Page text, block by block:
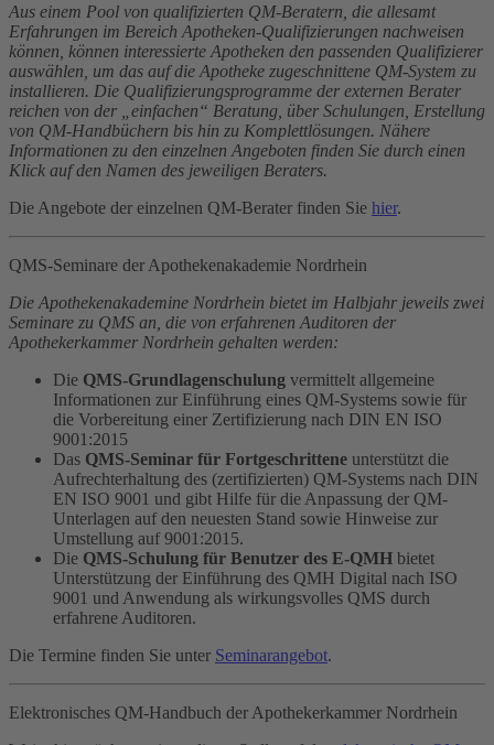
Aus einem Pool von qualifizierten QM-Beratern, die allesamt
Erfahrungen im Bereich Apotheken-Qualifizierungen nachweisen
können, können interessierte Apotheken den passenden Qualifizierer
auswählen, um das auf die Apotheke zugeschnittene QM-System zu
installieren. Die Qualifizierungsprogramme der externen Berater
reichen von der „einfachen“ Beratung, über Schulungen, Erstellung
von QM-Handbüchern bis hin zu Komplettlösungen. Nähere
Informationen zu den einzelnen Angeboten finden Sie durch einen
Klick auf den Namen des jeweiligen Beraters.
Die Angebote der einzelnen QM-Berater finden Sie hier.
QMS-Seminare der Apothekenakademie Nordrhein
Die Apothekenakademine Nordrhein bietet im Halbjahr jeweils zwei
Seminare zu QMS an, die von erfahrenen Auditoren der
Apothekerkammer Nordrhein gehalten werden:
Die QMS-Grundlagenschulung vermittelt allgemeine
Informationen zur Einführung eines QM-Systems sowie für
die Vorbereitung einer Zertifizierung nach DIN EN ISO
9001:2015
Das QMS-Seminar für Fortgeschrittene unterstützt die
Aufrechterhaltung des (zertifizierten) QM-Systems nach DIN
EN ISO 9001 und gibt Hilfe für die Anpassung der QM-
Unterlagen auf den neuesten Stand sowie Hinweise zur
Umstellung auf 9001:2015.
Die QMS-Schulung für Benutzer des E-QMH bietet
Unterstützung der Einführung des QMH Digital nach ISO
9001 und Anwendung als wirkungsvolles QMS durch
erfahrene Auditoren.
Die Termine finden Sie unter Seminarangebot.
Elektronisches QM-Handbuch der Apothekerkammer Nordrhein